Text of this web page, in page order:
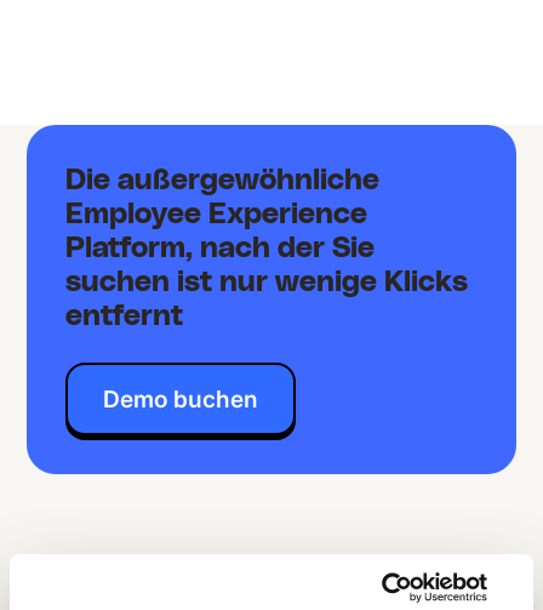
Die außergewöhnliche
Employee Experience
Platform, nach der Sie
suchen ist nur wenige Klicks
entfernt
Demo buchen